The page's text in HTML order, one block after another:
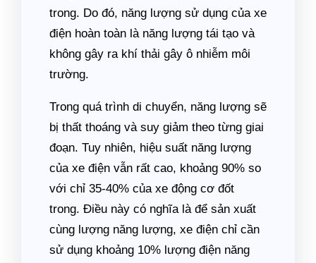
trong. Do đó, năng lượng sử dụng của xe
điện hoàn toàn là năng lượng tái tạo và
không gây ra khí thải gây ô nhiễm môi
trường.
Trong quá trình di chuyển, năng lượng sẽ
bị thất thoáng và suy giảm theo từng giai
đoạn. Tuy nhiên, hiệu suất năng lượng
của xe điện vẫn rất cao, khoảng 90% so
với chỉ 35-40% của xe động cơ đốt
trong. Điều này có nghĩa là để sản xuất
cùng lượng năng lượng, xe điện chỉ cần
sử dụng khoảng 10% lượng điện năng